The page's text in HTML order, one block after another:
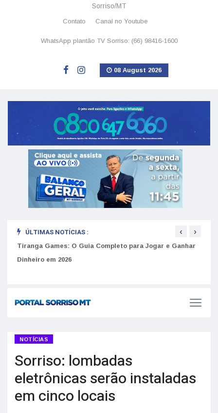
Sorriso/MT
Contato Canal no Youtube
WhatsApp plantão TV Sorriso: (66) 98416-1600
08 August 2026
ÚLTIMAS NOTÍCIAS :
Tiranga Games: O Guia Completo para Jogar e Ganhar
anúncios falsos de moradia na internet
‹ ›
NOTÍCIAS
Sorriso: lombadas
eletrônicas serão instaladas
em cinco locais